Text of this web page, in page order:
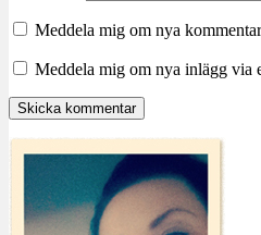
Meddela mig om nya
Meddela mig om nya inlägg via